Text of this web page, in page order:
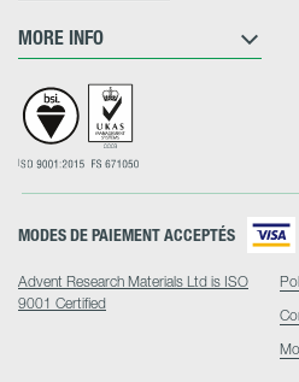
MORE INFO
Advent Research Materials Ltd is ISO
9001 Certified
MODES DE PAIEMENT ACCEPTÉS